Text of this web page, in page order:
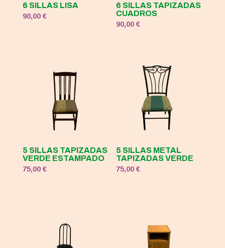
6 SILLAS LISA
90,00 €
6 SILLAS TAPIZADAS
CUADROS
90,00€
5 SILLAS TAPIZADAS
VERDE ESTAMPADO
75,00 €
5 SILLAS METAL
TAPIZADAS VERDE
75,00€